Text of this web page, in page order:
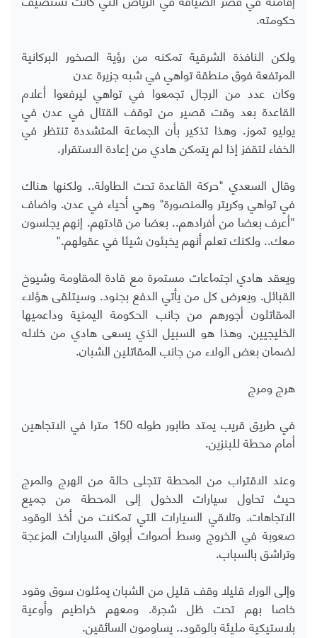
حكومته.
ولكن النافذة الشرقية تمكنه من رؤية الصخور البركانية
المرتفعة فوق منطقة تواهي في شبه جزيرة عدن
وكان عدد من الرجال تجمعوا في تواهي ليرفعوا أعلام
القاعدة بعد وقت قصير من توقف القتال في عدن في
يوليو تموز. وهذا تذكير بأن الجماعة المتشددة تنتظر في
الخفاء لتقفز إذا لم يتمكن هادي من إعادة الاستقرار.
وقال السعدي "حركة القاعدة تحت الطاولة.. ولكنها هناك
في تواهي وكريتر والمنصورة" وهي أحياء في عدن. واضاف
"أعرف بعضا من أفرادهم.. بعضا من قادتهم. إنهم يجلسون
معك.. ولكنك تعلم أنهم يخبئون شيئا في عقولهم."
ويعقد هادي اجتماعات مستمرة مع قادة المقاومة وشيوخ
القبائل. ويعرض كل من يأتي الدفع بجنود. وسيتلقى هؤلاء
المقاتلون أجورهم من جانب الحكومة اليمنية وداعميها
الخليجيين. وهذا هو السبيل الذي يسعى هادي من خلاله
لضمان بعض الولاء من جانب المقاتلين الشبان.
هرج ومرج
في طريق قريب يمتد طابور طوله 150 مترا في الاتجاهين
أمام محطة للبنزين.
وعند الاقتراب من المحطة تتجلى حالة من الهرج والمرج
حيث تحاول سيارات الدخول إلى المحطة من جميع
الاتجاهات. وتلاقي السيارات التي تمكنت من أخذ الوقود
صعوبة في الخروج وسط أصوات أبواق السيارات المزعجة
وتراشق بالسباب.
وإلى الوراء قليلا وقف قليل من الشبان يمثلون سوق وقود
خاصا بهم تحت ظل شجرة. ومعهم خراطيم وأوعية
بلاستيكية مليئة بالوقود.. يساومون السائقين.